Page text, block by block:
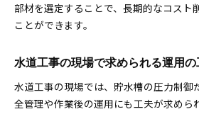
部材を選定することで、長期的なコスト
ことができます。
水道工事の現場で求められる運用の
水道工事の現場では、貯水槽の圧力制御
全管理や作業後の運用にも工夫が求めら